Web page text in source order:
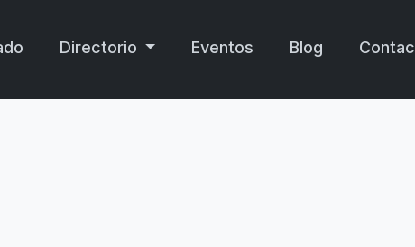
Directorio Eventos Blog